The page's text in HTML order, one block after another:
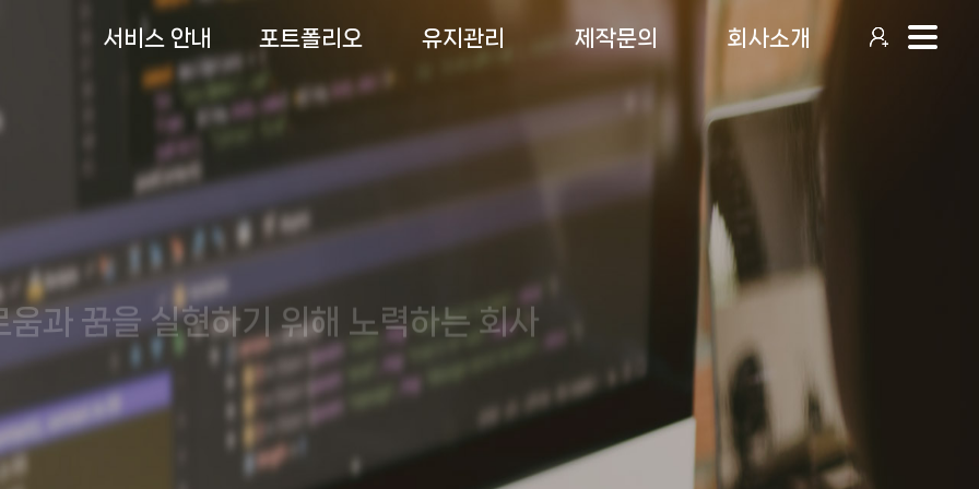
서비스 안내 포트폴리오 유지관리 제작문의 회사소개
움과 꿈을 실현하기 위해 노력하는 회사